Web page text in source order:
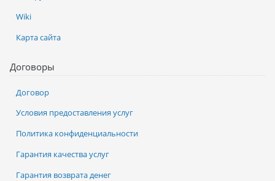
Wiki
Карта сайта
Договоры
Договор
Условия предоставления услуг
Политика конфиденциальности
Гарантия качества услуг
Гарантия возврата денег